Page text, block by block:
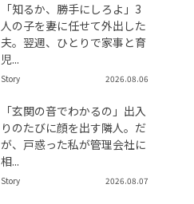
「知るか、勝手にしろよ」3
人の子を妻に任せて外出した
夫。翌週、ひとりで家事と育
児...
Story 2026.08.06
「玄関の音でわかるの」出入
りのたびに顔を出す隣人。だ
が、戸惑った私が管理会社に
相...
Story 2026.08.07